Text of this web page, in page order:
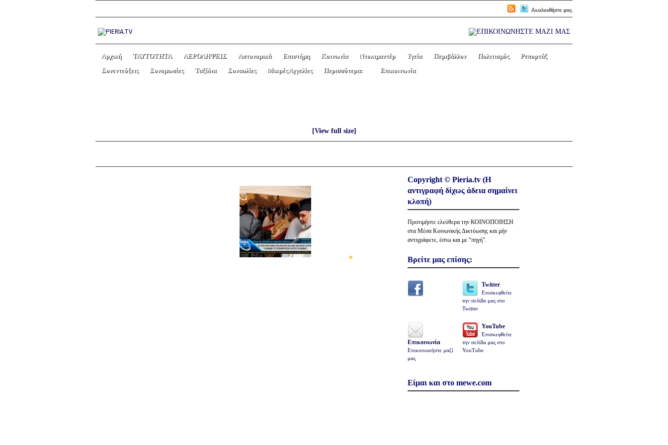
Ακολουθήστε μας.
Αρχική ΤΑΥΤΟΤΗΤΑ ΑΕΡΟΛΗΨΕΙΣ Αστυνομικά Επιστήμη Κοινωνία Ντοκιμαντέρ Υγεία Περιβάλλον Πολιτισμός
Ρεπορτάζ
Συνεντεύξεις
Συνομωσίες Ταξίδια Συναυλίες Μικρές Αγγελίες Περισσότερα: Επικοινωνία
[View full size]
Copyright © Pieria.tv (Η
αντιγραφή δίχως άδεια σημαίνει
κλοπή)
Προτιμήστε ελεύθερα την ΚΟΙΝΟΠΟΙΗΣΗ
στα Μέσα Κοινωνικής Δικτύωσης και μήν
αντιγράφετε, έστω και με “πηγή”.
Βρείτε μας επίσης:
Twitter
Επισκεφθείτε
την σελίδα μας στο
Twitter
Επικοινωνία
Επικοινωνήστε μαζί
μας
YouTube
Επισκεφθείτε
την σελίδα μας στο
YouTube
Είμαι και στο mewe.com